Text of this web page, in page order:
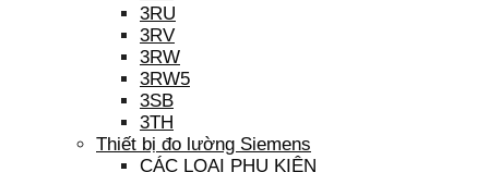
3RU
3RV
3RW
3RW5
3SB
3TH
Thiết bị đo lường Siemens
CÁC LOẠI PHỤ KIỆN